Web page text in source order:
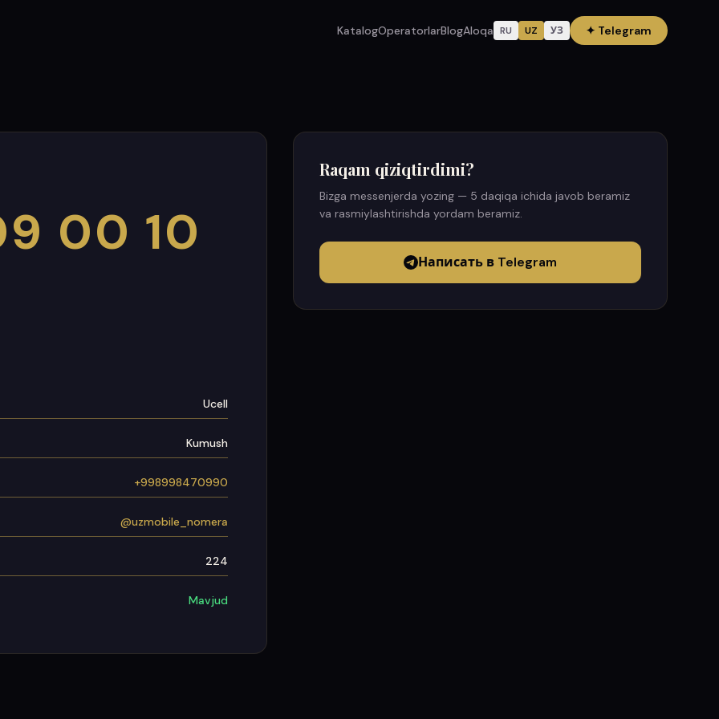
KatalogOperatorlarBlogAloqa RU UZ УЗ ✦ Telegram
00 10
Ucell
Kumush
+998998470990
@uzmobile_nomera
224
Mavjud
Raqam qiziqtirdimi?
Bizga messenjerda yozing — 5 daqiqa ichida javob beramiz
va rasmiylashtirishda yordam beramiz.
Написать в Telegram